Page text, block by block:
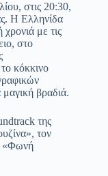
στις 20:30,
Η Ελληνίδα
με τις
στο
κόκκινο
βραδιά.
της
τον
«Φωνή